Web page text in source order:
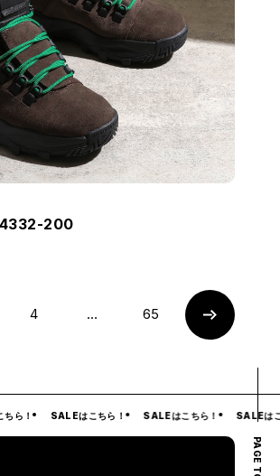
200
4 … 65
SALEはこちら！ SALEはこちら！ SALEはこちら！
PAGE TOP